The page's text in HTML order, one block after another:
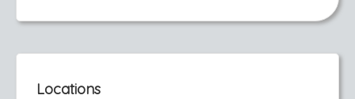
Locations